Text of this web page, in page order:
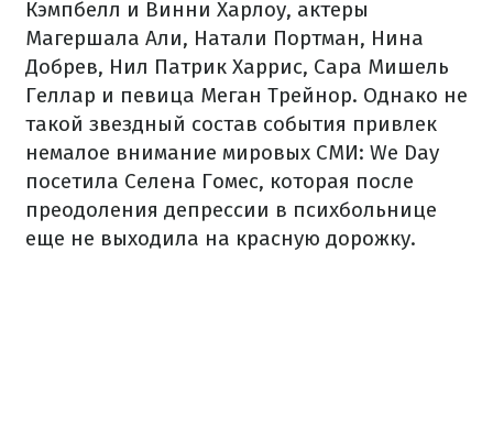
Кэмпбелл и Винни Харлоу, актеры
Магершала Али, Натали Портман, Нина
Добрев, Нил Патрик Харрис, Сара Мишель
Геллар и певица Меган Трейнор. Однако не
такой звездный состав события привлек
немалое внимание мировых СМИ: We Day
посетила Селена Гомес, которая после
преодоления депрессии в психбольнице
еще не выходила на красную дорожку.